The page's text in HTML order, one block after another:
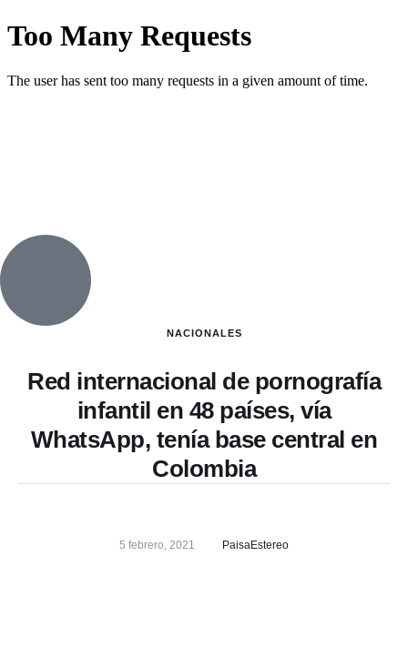
NACIONALES
Red internacional de pornografía
infantil en 48 países, vía
WhatsApp, tenía base central en
Colombia
5 febrero, 2021 PaisaEstereo